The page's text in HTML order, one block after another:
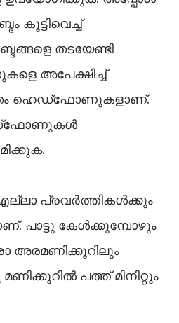
കൂട്ടിവെച്ച്
തടയേണ്ടി
അപേക്ഷിച്ച്
ഹെഡ്‌ഫോണുകളാണ്.
പ്രവര്‍ത്തികള്‍ക്കും
പാട്ടു കേള്‍ക്കുമ്പോഴും
അരമണിക്കൂറിലും
പത്ത് മിനിറ്റും